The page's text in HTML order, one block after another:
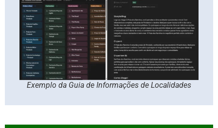
Exemplo da Guia de Informações de Localidades